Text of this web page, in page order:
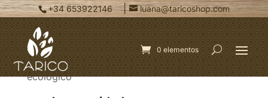
+34 653922146 | luana@taricoshop.com
0 elementos
Inicio/ Productos etiquetados “aceite
ecológico”